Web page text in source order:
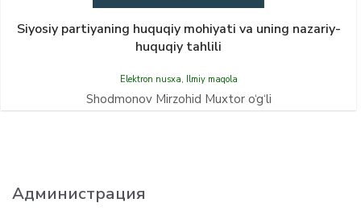
Siyosiy partiyaning huquqiy mohiyati va uning nazariy-
huquqiy tahlili
Elektron nusxa, Ilmiy maqola
Shodmonov Mirzohid Muxtor o‘g‘li
Администрация